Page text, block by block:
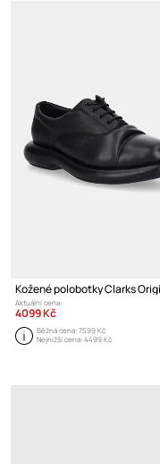
Aktuální cena:
4099 Kč
Běžná cena:7599 Kč
Nejnižší cena:4499 Kč